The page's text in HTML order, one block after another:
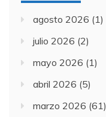
agosto 2026 (1)
julio 2026 (2)
mayo 2026 (1)
abril 2026 (5)
marzo 2026 (61)